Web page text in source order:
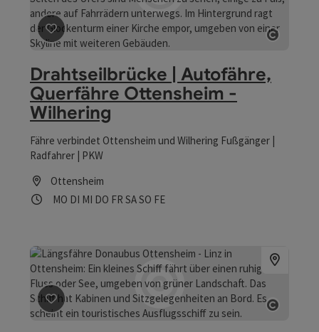
Beitrag merken: Drahtseilbrücke | Autofähre,
Drahtseilbrücke | Autofähre,
Querfähre Ottensheim -
Wilhering
Fähre verbindet Ottensheim und Wilhering Fußgänger |
Radfahrer | PKW
Ottensheim
Öffnungszeiten
MO Montag geöffnet
DI Dienstag geöffnet
MI Mittwoch geöffnet
DO Donnerstag geöffnet
FR Freitag geöffnet
SASamstag geöffnet
SO Sonntag geöffnet
FEFeiertag geöffnet
Beitrag merken: Längsfähre Donaubus Ottensheim -